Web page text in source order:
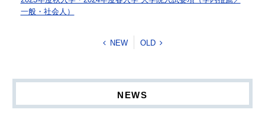
一般・社会人）
NEW OLD
NEWS